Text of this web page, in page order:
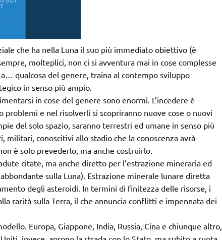
che ha nella Luna il suo più immediato obiettivo (è
molteplici, non ci si avventura mai in cose complesse
qualcosa del genere, traina al contempo sviluppo
in senso più ampio.
in cose del genere sono enormi. L’incedere è
problemi e nel risolverli si scopriranno nuove cose o nuovi
del solo spazio, saranno terrestri ed umane in senso più
militari, conoscitivi allo stadio che la conoscenza avrà
è solo prevederlo, ma anche costruirlo.
citate, ma anche diretto per l’estrazione mineraria ed
sulla Luna). Estrazione minerale lunare diretta
degli asteroidi. In termini di finitezza delle risorse, i
rarità sulla Terra, il che annuncia conflitti e impennata dei
Europa, Giappone, India, Russia, Cina e chiunque altro,